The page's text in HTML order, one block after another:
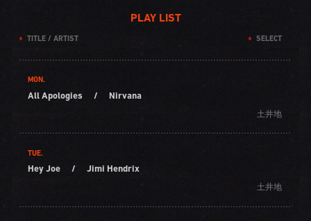
PLAY LIST
TITLE / ARTIST SELECT
MON.
All Apologies / Nirvana
土井地
TUE.
Hey Joe / Jimi Hendrix
土井地